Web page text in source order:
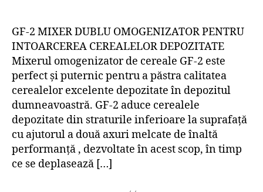
GF-2 MIXER DUBLU OMOGENIZATOR PENTRU
INTOARCEREA CEREALELOR DEPOZITATE
Mixerul omogenizator de cereale GF-2 este
perfect și puternic pentru a păstra calitatea
cerealelor excelente depozitate în depozitul
dumneavoastră. GF-2 aduce cerealele
depozitate din straturile inferioare la suprafață
cu ajutorul a două axuri melcate de înaltă
performanță , dezvoltate în acest scop, în timp
ce se deplasează […]